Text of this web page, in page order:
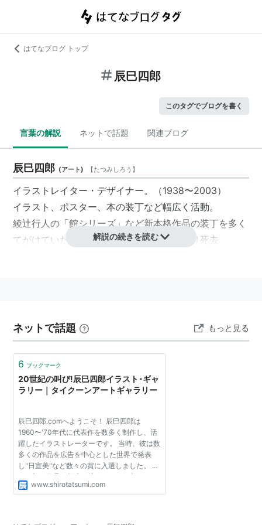
はてなブログ トップ
辰巳四郎
このタグでブログを書く
言葉の解説 ネットで話題 関連ブログ
辰巳四郎 (アート) 【たつみしろう 】
イラストレイター・デザイナー。（1938〜2003）
イラスト、ポスター、本の装丁など幅広く活動。
綾辻行人の「館シリーズ」など新本格作品の装丁を多く
てがけていた。2003年11月5日心不全により死去
解説の続きを読む
ネットで話題 もっと見る
6 ブックマーク
20世紀の叫び!辰巳四郎イラスト･ギャ
ラリー｜タイクーンアートギャラリー
辰巳四郎.comへようこそ！ 辰巳四郎は
1960〜'70年代に代表作を数多く制作し、活
躍したイラストレーターです。 当時、彼は数
多くの作品を広告を中心とした世界で発表
し"日宣美"など数々の賞に入選しました。 辰
巳四郎の作品の根底に流れるのは"叫び、
と、怒り"です。 彼はベトナム戦争当時、世
www.shirotatsumi.com